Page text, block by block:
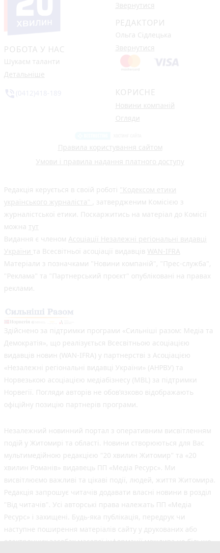
РОБОТА У НАС
Шукаєм таланти
Детальніше
Звернутися
РЕДАКТОРИ
Ольга Сідлецька
Звернутися
КОРИСНЕ
Новини компаній
Огляди
Правила користування сайтом
Умови і правила надання платного доступу
Редакція керується в своїй роботі "Кодексом етики
українського журналіста" , затвердженим Комісією з
журналістської етики. Поскаржитись на матеріал до Комісії
можна тут
Видання є членом Асоціації Незалежні регіональні видавці
України та Всесвітньої асоціації видавців WAN-IFRA
Матеріали з позначками "Новини компаній", "Прес-служба",
"Реклама" та "Партнерський проєкт" опубліковані на правах
реклами.
Здійснено за підтримки програми «Сильніші разом: Медіа та
Демократія», що реалізується Всесвітньою асоціацією
видавців новин (WAN-IFRA) у партнерстві з Асоціацією
«Незалежні регіональні видавці України» (АНРВУ) та
Норвезькою асоціацією медіабізнесу (MBL) за підтримки
Норвегії. Погляди авторів не обов’язково відображають
офіційну позицію партнерів програми.
Незалежний новинний портал з оперативним висвітленням
подій у Житомирі та області. Новини створюються для Вас
мультимедійною редакцією "20 хвилин Житомир" та «20
хвилин Романів» видавець ПП «Медіа Ресурс». Ми
висвітлюємо важливі та цікаві події, людей, життя Житомира.
Редакція запрошує читачів додавати власні новини в розділ
"Від читачів". Усі авторські права належать ПП «Медіа
Ресурс» і захищені. Будь-яка публiкацiя, передрук чи
наступне поширення матеріалів сайту у друкованих або
електронних засобах масової інформації можлива не більше